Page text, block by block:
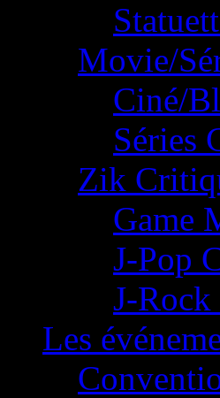
Movie/
Ciné/
Séries
Zik
Game
J-Pop
J-
Les